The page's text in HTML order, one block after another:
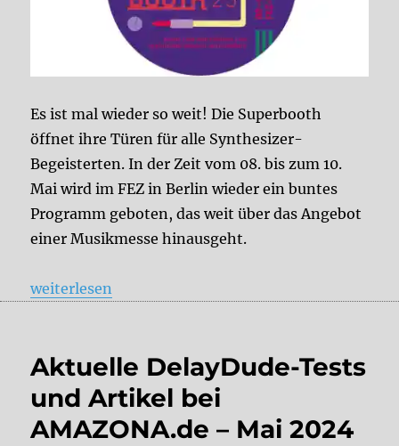
Es ist mal wieder so weit! Die Superbooth
öffnet ihre Türen für alle Synthesizer-
Begeisterten. In der Zeit vom 08. bis zum 10.
Mai wird im FEZ in Berlin wieder ein buntes
Programm geboten, das weit über das Angebot
einer Musikmesse hinausgeht.
„Superbooth Berlin 2025 – DelayDude ist für euch
weiterlesen
Aktuelle DelayDude-Tests
und Artikel bei
AMAZONA.de – Mai 2024